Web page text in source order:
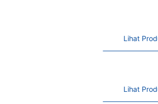
Lihat
Lihat